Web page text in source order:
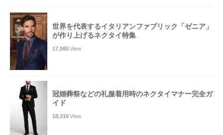
世界を代表するイタリアンファブリック「ゼニア」
が作り上げるネクタイ特集
17,985View
冠婚葬祭などの礼服着用時のネクタイマナー完全ガ
イド
18,316View